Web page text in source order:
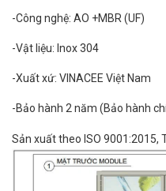
-Công nghệ: AO +MBR (UF)
-Vật liệu: Inox 304
-Xuấtxứ: VINACEE Việt Nam
-Bảo hành 2 năm (Bảo hành
Sản xuấttheo ISO 9001:2015,